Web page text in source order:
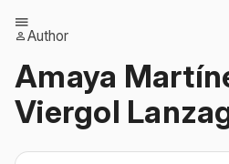
Author
Amaya
Viergol